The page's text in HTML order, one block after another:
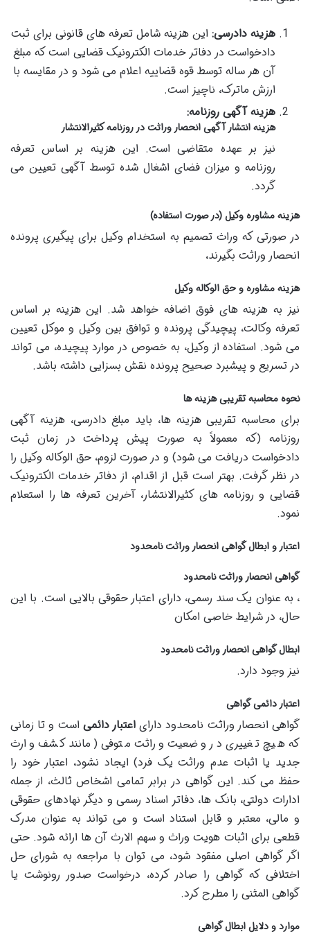
هزینه دادرسی: این هزینه شامل تعرفه های قانونی برای ثبت
دادخواست در دفاتر خدمات الکترونیک قضایی است که مبلغ
آن هر ساله توسط قوه قضاییه اعلام می شود و در مقایسه با
ارزش ماترک، ناچیز است.
هزینه آگهی روزنامه:
هزینه انتشار آگهی انحصار وراثت در روزنامه کثیرالانتشار
نیز بر عهده متقاضی است. این هزینه بر اساس تعرفه
روزنامه و میزان فضای اشغال شده توسط آگهی تعیین می
گردد.
هزینه مشاوره وکیل (در صورت استفاده)
در صورتی که وراث تصمیم به استخدام وکیل برای پیگیری پرونده
انحصار وراثت بگیرند،
هزینه مشاوره و حق الوکاله وکیل
نیز به هزینه های فوق اضافه خواهد شد. این هزینه بر اساس
تعرفه وکالت، پیچیدگی پرونده و توافق بین وکیل و موکل تعیین
می شود. استفاده از وکیل، به خصوص در موارد پیچیده، می تواند
در تسریع و پیشبرد صحیح پرونده نقش بسزایی داشته باشد.
نحوه محاسبه تقریبی هزینه ها
برای محاسبه تقریبی هزینه ها، باید مبلغ دادرسی، هزینه آگهی
روزنامه (که معمولاً به صورت پیش پرداخت در زمان ثبت
دادخواست دریافت می شود) و در صورت لزوم، حق الوکاله وکیل را
در نظر گرفت. بهتر است قبل از اقدام، از دفاتر خدمات الکترونیک
قضایی و روزنامه های کثیرالانتشار، آخرین تعرفه ها را استعلام
نمود.
اعتبار و ابطال گواهی انحصار وراثت نامحدود
گواهی انحصار وراثت نامحدود
، به عنوان یک سند رسمی، دارای اعتبار حقوقی بالایی است. با این
حال، در شرایط خاصی امکان
ابطال گواهی انحصار وراثت نامحدود
نیز وجود دارد.
اعتبار دائمی گواهی
گواهی انحصار وراثت نامحدود دارای اعتبار دائمی است و تا زمانی
که هیچ تغییری در وضعیت وراثت متوفی (مانند کشف وارث
جدید یا اثبات عدم وراثت یک فرد) ایجاد نشود، اعتبار خود را
حفظ می کند. این گواهی در برابر تمامی اشخاص ثالث، از جمله
ادارات دولتی، بانک ها، دفاتر اسناد رسمی و دیگر نهادهای حقوقی
و مالی، معتبر و قابل استناد است و می تواند به عنوان مدرک
قطعی برای اثبات هویت وراث و سهم الارث آن ها ارائه شود. حتی
اگر گواهی اصلی مفقود شود، می توان با مراجعه به شورای حل
اختلافی که گواهی را صادر کرده، درخواست صدور رونوشت یا
گواهی المثنی را مطرح کرد.
موارد و دلایل ابطال گواهی